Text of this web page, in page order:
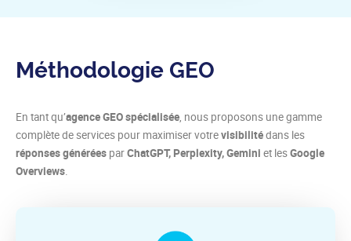
Méthodologie GEO
En tant qu’agence GEO spécialisée, nous proposons une gamme
complète de services pour maximiser votrevisibilitédans les
réponses générées parChatGPT, Perplexity, Gemini et lesGoogle
Overviews.